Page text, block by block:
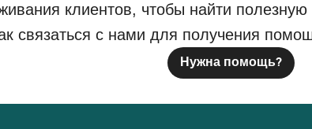
клиентов, чтобы найти
связаться с нами для получения
Нужна помощь?